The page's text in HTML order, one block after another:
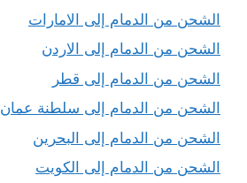
الشحن من الدمام إلى الامارات
الشحن من الدمام إلى الاردن
الشحن من الدمام إلى قطر
الشحن من الدمام إلى سلطنة عمان
الشحن من الدمام إلى البحرين
الشحن من الدمام إلى الكويت